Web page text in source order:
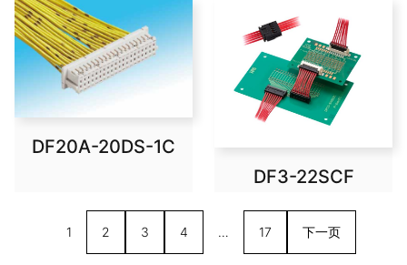
DF20A-20DS-1C
DF3-22SCF
1 2 3 4 … 17 下一页